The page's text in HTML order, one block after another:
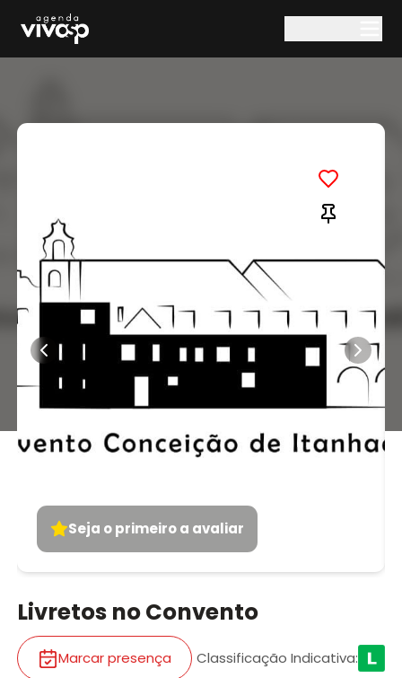
Seja o primeiro a avaliar
Livretos no Convento
Marcar presença Classificação Indicativa: